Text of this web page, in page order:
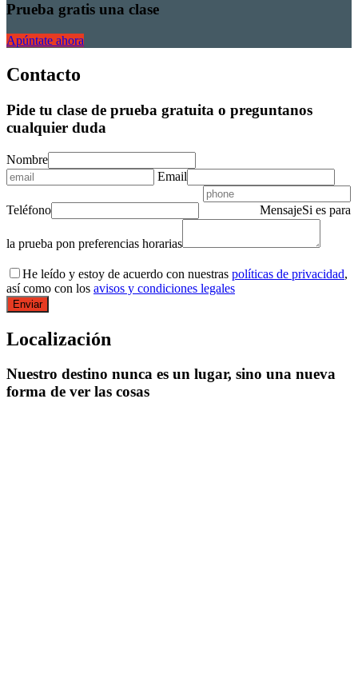
Prueba gratis una clase
Apúntate ahora
Contacto
Pide tu clase de prueba gratuita o preguntanos
cualquier duda
Nombre
Email
Teléfono MensajeSi es para
la prueba pon preferencias horarias
He leído y estoy de acuerdo con nuestras políticas de privacidad,
así como con los avisos y condiciones legales
Localización
Nuestro destino nunca es un lugar, sino una nueva
forma de ver las cosas